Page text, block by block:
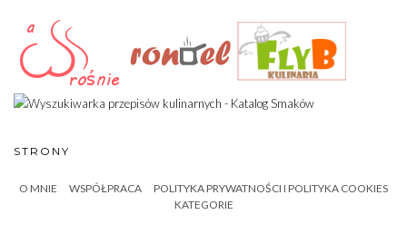
STRONY
O MNIE WSPÓŁPRACA
POLITYKA PRYWATNOŚCI I POLITYKA COOKIES
KATEGORIE